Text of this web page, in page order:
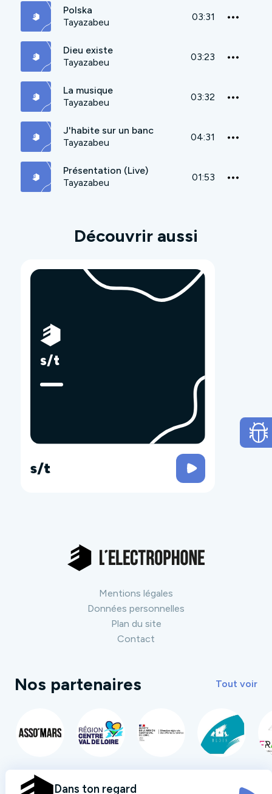
Polska
Tayazabeu
03:31
Dieu existe
Tayazabeu
03:23
La musique
Tayazabeu
03:32
J'habite sur un banc
Tayazabeu
04:31
Présentation (Live)
Tayazabeu
01:53
Découvrir aussi
s/t
s/t
Mentions légales
Données personnelles
Plan du site
Contact
Nos partenaires Tout voir
Dans ton regard